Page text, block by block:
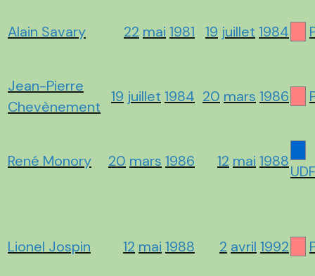
Alain Savary 22 mai 1981 19 juillet 1984
Jean-Pierre
Chevènement
19 juillet 1984 20 mars 1986
René Monory 20 mars 1986 12 mai 1988
UDF
Lionel Jospin 12 mai 1988 2 avril 1992